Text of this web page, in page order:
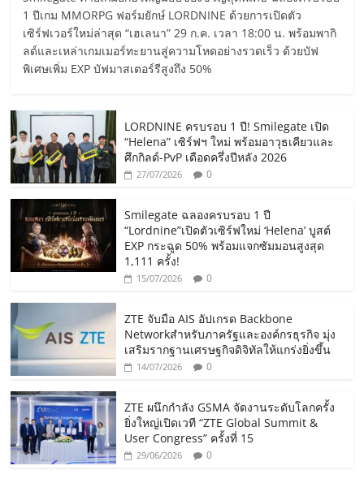
1 ปีเกม MMORPG ฟอร์มยักษ์ LORDNINE ด้วยการเปิดตัว
เซิร์ฟเวอร์ใหม่ล่าสุด “เฮเลนา” 29 ก.ค. เวลา 18:00 น. พร้อมพากิ
ลด์และเหล่าเกมเมอร์ทะยานสู่ความโหดอย่างรวดเร็ว ด้วยบัฟ
พิเศษเพิ่ม EXP บัฟมาสเตอร์รีสูงถึง 50%
LORDNINE ครบรอบ 1 ปี! Smilegate เปิด
“Helena” เซิร์ฟฯ ใหม่ พร้อมอาวุธเคียวและ
ศึกกิลด์-PvP เดือดครึ่งปีหลัง 2026
27/07/2026 0
Smilegate ฉลองครบรอบ 1 ปี
“Lordnine”เปิดตัวเซิร์ฟใหม่ ‘Helena’ บูสต์
EXP กระฉูด 50% พร้อมแจกซัมมอนสูงสุด
1,111 ครั้ง!
15/07/2026 0
ZTE จับมือ AIS อัปเกรด Backbone
Networkสำหรับภาครัฐและองค์กรธุรกิจ มุ่ง
เสริมรากฐานเศรษฐกิจดิจิทัลให้แกร่งยิ่งขึ้น
14/07/2026 0
ZTE ผนึกกำลัง GSMA จัดงานระดับโลกครั้ง
ยิ่งใหญ่เปิดเวที “ZTE Global Summit &
User Congress” ครั้งที่ 15
29/06/2026 0